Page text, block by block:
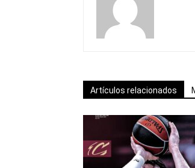
Artículos relacionados